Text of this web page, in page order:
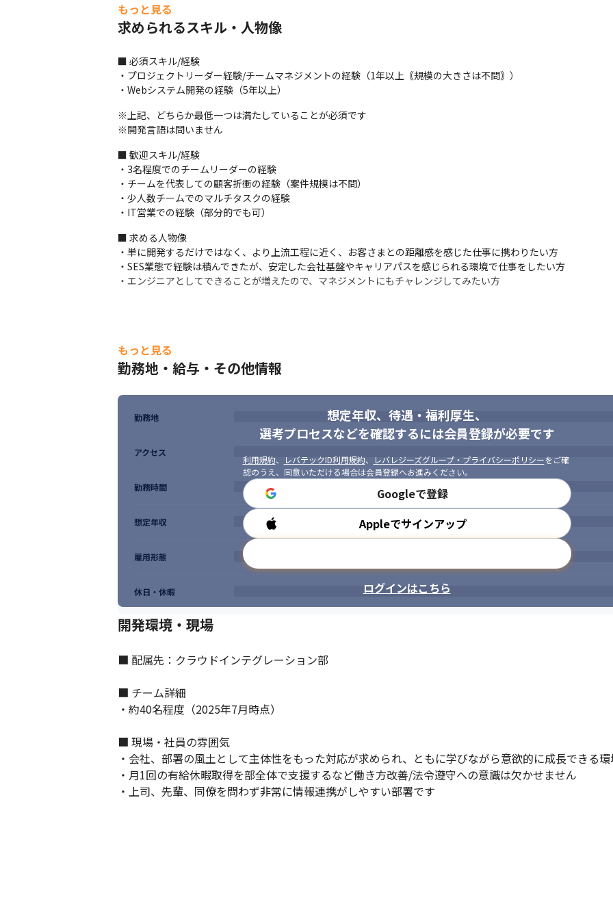
もっと見る
求められるスキル・人物像
■ 必須スキル/経験
・プロジェクトリーダー経験/チームマネジメントの経験（1年以上｟規模の大きさは不問｠）
・Webシステム開発の経験（5年以上）
※上記、どちらか最低一つは満たしていることが必須です
※開発言語は問いません
■ 歓迎スキル/経験
・3名程度でのチームリーダーの経験
・チームを代表しての顧客折衝の経験（案件規模は不問）
・少人数チームでのマルチタスクの経験
・IT営業での経験（部分的でも可）
■ 求める人物像
・単に開発するだけではなく、より上流工程に近く、お客さまとの距離感を感じた仕事に携わりたい方
・SES業態で経験は積んできたが、安定した会社基盤やキャリアパスを感じられる環境で仕事をしたい方
・エンジニアとしてできることが増えたので、マネジメントにもチャレンジしてみたい方
もっと見る
勤務地・給与・その他情報
想定年収、待遇・福利厚生、
選考プロセスなどを確認するには会員登録が必要です
利用規約、 レバテックID利用規約、 レバレジーズグループ・プライバシーポリシーをご確
認のうえ、同意いただける場合は会員登録へお進みください。
Googleで登録
Appleでサインアップ
ログインはこちら
勤務地
アクセス
勤務時間
想定年収
雇用形態
休日・休暇
開発環境・現場
■ 配属先：クラウドインテグレーション部
■ チーム詳細
・約40名程度（2025年7月時点）
■ 現場・社員の雰囲気
・会社、部署の風土として主体性をもった対応が求められ、ともに学びながら意欲的に成長できる
・月1回の有給休暇取得を部全体で支援するなど働き方改善/法令遵守への意識は欠かせません
・上司、先輩、同僚を問わず非常に情報連携がしやすい部署です